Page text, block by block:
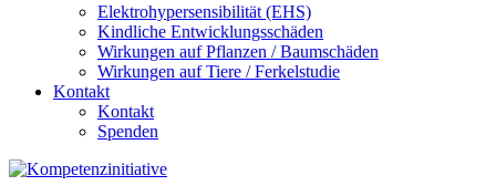
Elektrohypersensibilität (EHS)
Kindliche Entwicklungsschäden
Wirkungen auf Pflanzen / Baumschäden
Wirkungen auf Tiere / Ferkelstudie
Kontakt
Kontakt
Spenden